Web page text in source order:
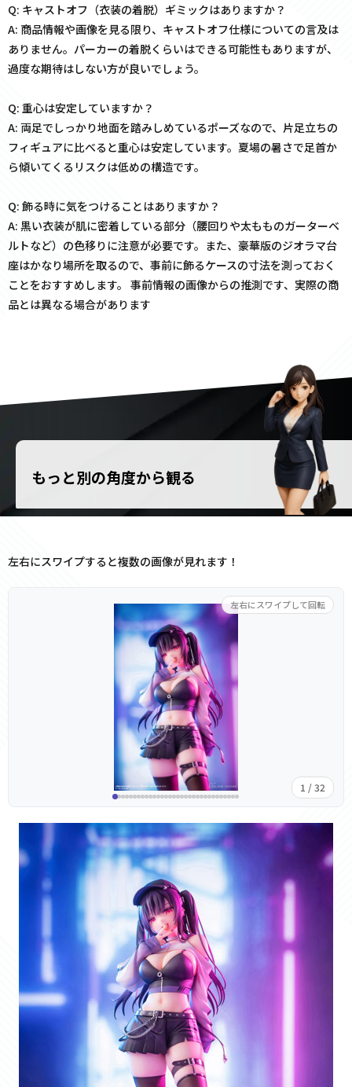
Q: キャストオフ（衣装の着脱）ギミックはありますか？
A: 商品情報や画像を見る限り、キャストオフ仕様についての言及は
ありません。パーカーの着脱くらいはできる可能性もありますが、
過度な期待はしない方が良いでしょう。
Q: 重心は安定していますか？
A: 両足でしっかり地面を踏みしめているポーズなので、片足立ちの
フィギュアに比べると重心は安定しています。夏場の暑さで足首か
ら傾いてくるリスクは低めの構造です。
Q: 飾る時に気をつけることはありますか？
A: 黒い衣装が肌に密着している部分（腰回りや太もものガーターベ
ルトなど）の色移りに注意が必要です。また、豪華版のジオラマ台
座はかなり場所を取るので、事前に飾るケースの寸法を測っておく
ことをおすすめします。 事前情報の画像からの推測です、実際の商
品とは異なる場合があります
もっと別の角度から観る
左右にスワイプすると複数の画像が見れます！
1 / 32
左右にスワイプして回転